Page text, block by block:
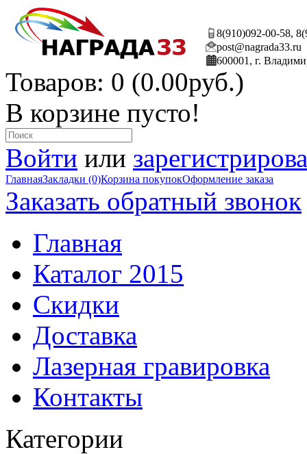
8(910)092-00-58,
post@nagrada33.ru
600001, г.
Товаров: 0 (0.00руб.)
В корзине пусто!
Войти или
ГлавнаяЗакладки (0)Корзина покупокОформление заказа
Заказать обратный звонок
Главная
Каталог 2015
Скидки
Доставка
Лазерная гравировка
Контакты
Категории